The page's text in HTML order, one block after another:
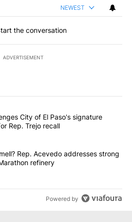
NEWEST
the conversation
ADVERTISEMENT
most commented articles in the last
challenges City of El Paso's
City of El Paso's signature
Rep. Trejo recall
that smell? Rep. Acevedo
Rep. Acevedo addresses strong
refinery
Powered by